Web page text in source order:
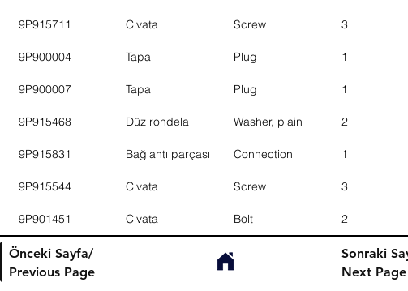
9P915711 Cıvata Screw 3
9P900004 Tapa Plug 1
9P900007 Tapa Plug 1
9P915468 Düz rondela Washer, plain 2
9P915831 Bağlantı parçası Connection 1
9P915544 Cıvata Screw 3
9P901451 Cıvata Bolt 2
Önceki Sayfa/
Previous Page
Sonraki
Next Page